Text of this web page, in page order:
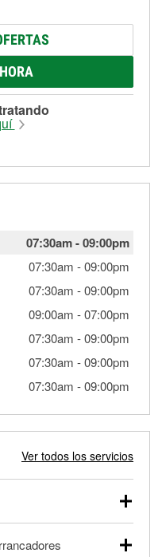
07:30am-09:00pm
07:30am -09:00pm
07:30am -09:00pm
09:00am -07:00pm
07:30am -09:00pm
07:30am -09:00pm
07:30am -09:00pm
Ver todos los servicios
comerciales y